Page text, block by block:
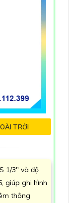
TRỜI
1/3" và độ
giúp ghi hình
thông